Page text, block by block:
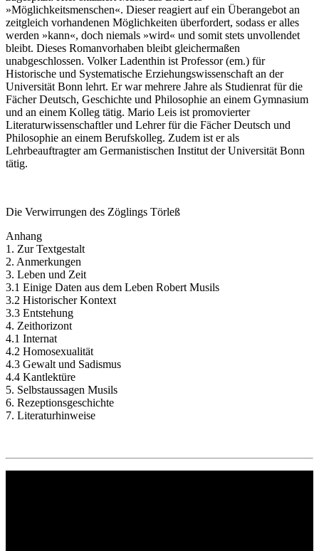
»Möglichkeitsmenschen«. Dieser reagiert auf ein Überangebot an
zeitgleich vorhandenen Möglichkeiten überfordert, sodass er alles
werden »kann«, doch niemals »wird« und somit stets unvollendet
bleibt. Dieses Romanvorhaben bleibt gleichermaßen
unabgeschlossen. Volker Ladenthin ist Professor (em.) für
Historische und Systematische Erziehungswissenschaft an der
Universität Bonn lehrt. Er war mehrere Jahre als Studienrat für die
Fächer Deutsch, Geschichte und Philosophie an einem Gymnasium
und an einem Kolleg tätig. Mario Leis ist promovierter
Literaturwissenschaftler und Lehrer für die Fächer Deutsch und
Philosophie an einem Berufskolleg. Zudem ist er als
Lehrbeauftragter am Germanistischen Institut der Universität Bonn
tätig.
Die Verwirrungen des Zöglings Törleß
Anhang
1. Zur Textgestalt
2. Anmerkungen
3. Leben und Zeit
3.1 Einige Daten aus dem Leben Robert Musils
3.2 Historischer Kontext
3.3 Entstehung
4. Zeithorizont
4.1 Internat
4.2 Homosexualität
4.3 Gewalt und Sadismus
4.4 Kantlektüre
5. Selbstaussagen Musils
6. Rezeptionsgeschichte
7. Literaturhinweise